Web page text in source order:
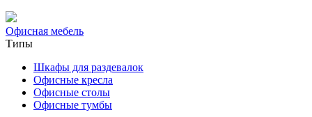
Офисная мебель
Типы
Шкафы для раздевалок
Офисные кресла
Офисные столы
Офисные тумбы